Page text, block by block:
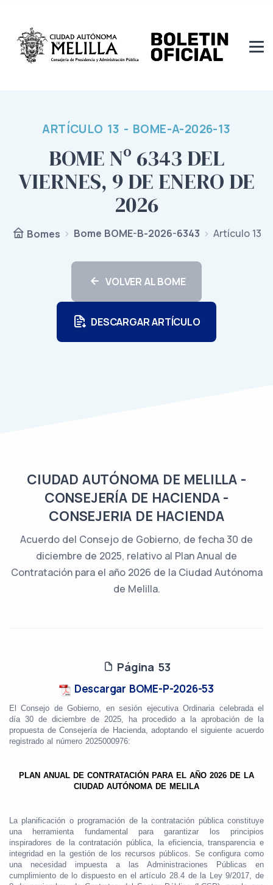
ARTÍCULO 13 - BOME-A-2026-13
BOME Nº 6343 DEL
VIERNES, 9 DE ENERO DE
2026
Bomes Bome BOME-B-2026-6343 Artículo 13
VOLVER AL BOME
DESCARGAR ARTÍCULO
CIUDAD AUTÓNOMA DE MELILLA -
CONSEJERÍA DE HACIENDA -
CONSEJERIA DE HACIENDA
Acuerdo del Consejo de Gobierno, de fecha 30 de
diciembre de 2025, relativo al Plan Anual de
Contratación para el año 2026 de la Ciudad Autónoma
de Melilla.
Página 53
Descargar BOME-P-2026-53
El Consejo de Gobierno, en sesión ejecutiva Ordinaria celebrada el
día 30 de diciembre de 2025, ha procedido a la aprobación de la
propuesta de Consejería de Hacienda, adoptando el siguiente acuerdo
registrado al número 2025000976:
PLAN ANUAL DE CONTRATACIÓN PARA EL AÑO 2026 DE LA
CIUDAD AUTÓNOMA DE MELILA
La planificación o programación de la contratación pública constituye
una herramienta fundamental para garantizar los principios
inspiradores de la contratación pública, la eficiencia, transparencia e
integridad en la gestión de los recursos públicos. Se configura como
una necesidad impuesta a las Administraciones Públicas en
cumplimiento de lo dispuesto en el artículo 28.4 de la Ley 9/2017, de